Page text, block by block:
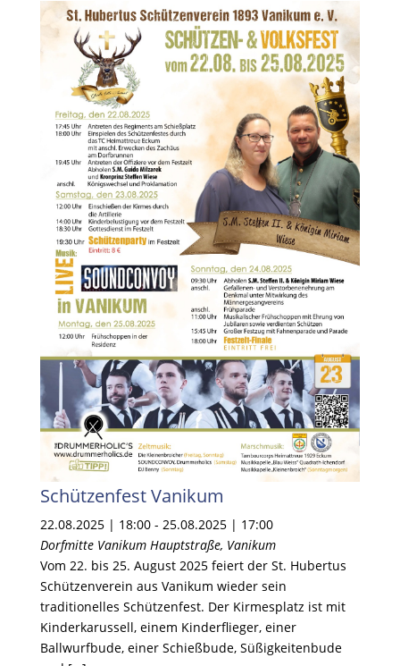
Schützenfest Vanikum
22.08.2025 | 18:00- 25.08.2025 | 17:00
Dorfmitte Vanikum Hauptstraße, Vanikum
Vom 22. bis 25. August 2025 feiert der St. Hubertus
Schützenverein aus Vanikum wieder sein
traditionelles Schützenfest. Der Kirmesplatz ist mit
Kinderkarussell, einem Kinderflieger, einer
Ballwurfbude, einer Schießbude, Süßigkeitenbude